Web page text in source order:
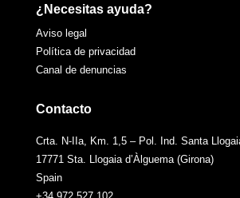
¿Necesitas ayuda?
Aviso legal
Política de privacidad
Canal de denuncias
Contacto
Crta. N-IIa, Km. 1,5 – Pol. Ind. Santa
17771 Sta. Llogaia d’Àlguema (Girona)
Spain